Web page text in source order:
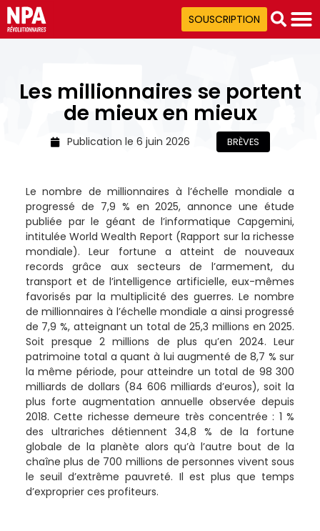
SOUSCRIPTION
Les millionnaires se portent
de mieux en mieux
Publication le 6 juin 2026 BRÈVES
Le nombre de millionnaires à l’échelle mondiale a
progressé de 7,9 % en 2025, annonce une étude
publiée par le géant de l’informatique Capgemini,
intitulée World Wealth Report (Rapport sur la richesse
mondiale). Leur fortune a atteint de nouveaux
records grâce aux secteurs de l’armement, du
transport et de l’intelligence artificielle, eux-mêmes
favorisés par la multiplicité des guerres. Le nombre
de millionnaires à l’échelle mondiale a ainsi progressé
de 7,9 %, atteignant un total de 25,3 millions en 2025.
Soit presque 2 millions de plus qu’en 2024. Leur
patrimoine total a quant à lui augmenté de 8,7 % sur
la même période, pour atteindre un total de 98 300
milliards de dollars (84 606 milliards d’euros), soit la
plus forte augmentation annuelle observée depuis
2018. Cette richesse demeure très concentrée : 1 %
des ultrariches détiennent 34,8 % de la fortune
globale de la planète alors qu’à l’autre bout de la
chaîne plus de 700 millions de personnes vivent sous
le seuil d’extrême pauvreté. Il est plus que temps
d’exproprier ces profiteurs.